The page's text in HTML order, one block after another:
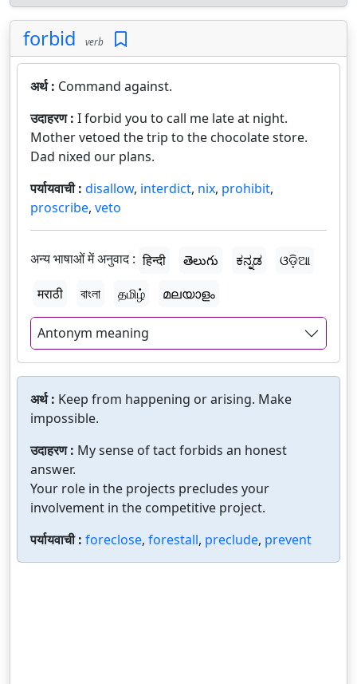
forbid verb
अर्थ : Command against.
उदाहरण : I forbid you to call me late at night.
Mother vetoed the trip to the chocolate store.
Dad nixed our plans.
पर्यायवाची : disallow, interdict, nix, prohibit,
proscribe, veto
अन्य भाषाओं में अनुवाद : हिन्दी తెలుగు ಕನ್ನಡ
ଓଡ଼ିଆ
मराठी
বাংলা தமிழ் മലയാളം
Antonym meaning
अर्थ : Keep from happening or arising. Make
impossible.
उदाहरण : My sense of tact forbids an honest
answer.
Your role in the projects precludes your
involvement in the competitive project.
पर्यायवाची : foreclose, forestall, preclude, prevent